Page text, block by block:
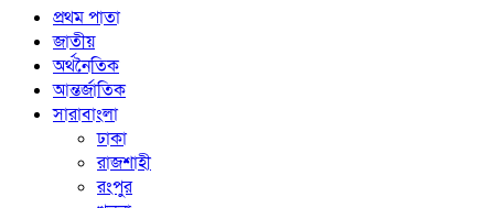
প্রথম পাতা
জাতীয়
অর্থনৈতিক
আন্তর্জাতিক
সারাবাংলা
ঢাকা
রাজশাহী
রংপুর